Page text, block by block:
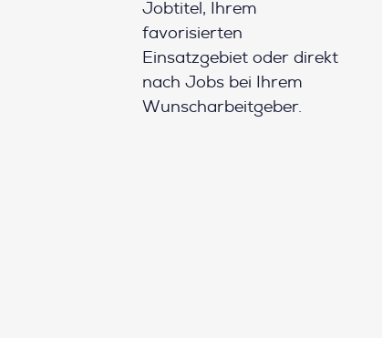
Jobtitel, Ihrem
favorisierten
Einsatzgebiet oder direkt
nach Jobs bei Ihrem
Wunscharbeitgeber.